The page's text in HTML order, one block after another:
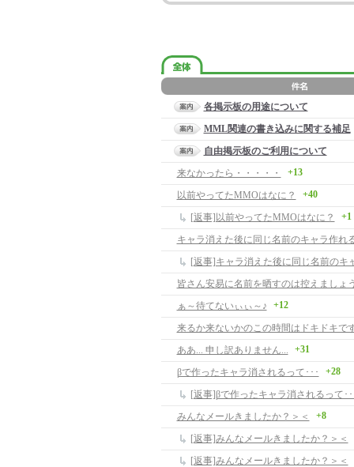
各掲示板の用途について
MML関連の書き込みに関する補足
自由掲示板のご利用について
来なかったら・・・・・
+13
以前やってたMMOはなに？ +40
[返事]以前やってたMMOはなに？ +1
キャラ消えた後に同じ名前のキャラ作れ
[返事]キャラ消えた後に同じ名前のキ
皆さん安易に名前を晒すのは控えましょ
ぁ～待てないぃぃ～♪
+12
来るか来ないかのこの時間はドキドキで
ああ... 申し訳ありません...
+31
βで作ったキャラ消されるって･･･ +28
[返事]βで作ったキャラ消されるって･･
みんなメールきましたか？＞＜
+8
[返事]みんなメールきましたか？＞＜
[返事]みんなメールきましたか？＞＜